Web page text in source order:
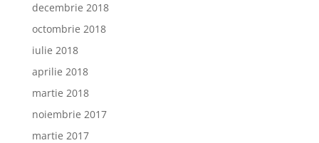
decembrie 2018
octombrie 2018
iulie 2018
aprilie 2018
martie 2018
noiembrie 2017
martie 2017